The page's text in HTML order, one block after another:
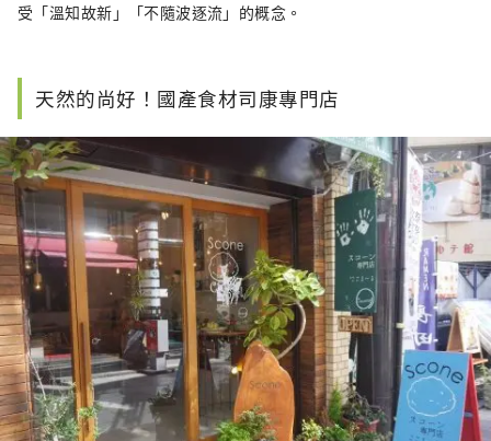
受「溫知故新」「不隨波逐流」的概念。
天然的尚好！國產食材司康專門店